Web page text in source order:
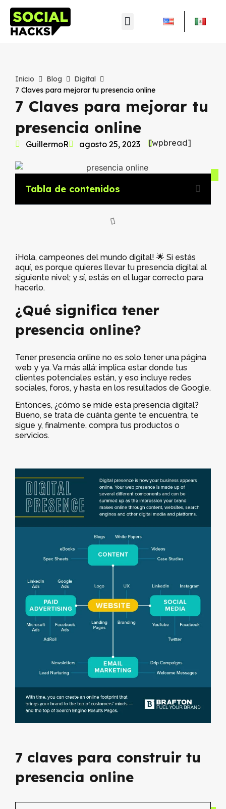
Inicio Blog
Digital
7 Claves para mejorar tu presencia online
7 Claves para mejorar tu
presencia online
GuillermoR agosto 25, 2023 [wpbread]
Tabla de contenidos
¡Hola, campeones del mundo digital! 🌟 Si estás
aquí, es porque quieres llevar tu presencia digital al
siguiente nivel; y sí, estás en el lugar correcto para
hacerlo.
¿Qué significa tener
presencia online?
Tener presencia online no es solo tener una página
web y ya. Va más allá: implica estar donde tus
clientes potenciales están, y eso incluye redes
sociales, foros, y hasta en los resultados de Google.
Entonces, ¿cómo se mide esta presencia digital?
Bueno, se trata de cuánta gente te encuentra, te
sigue y, finalmente, compra tus productos o
servicios.
7 claves para construir tu
presencia online